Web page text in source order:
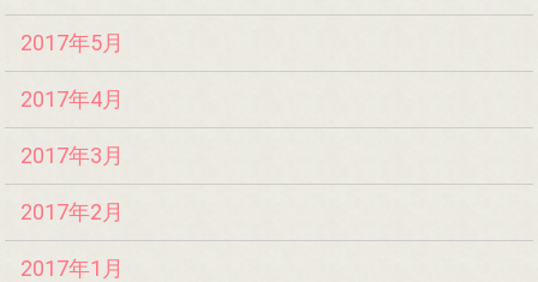
2017年5月
2017年4月
2017年3月
2017年2月
2017年1月